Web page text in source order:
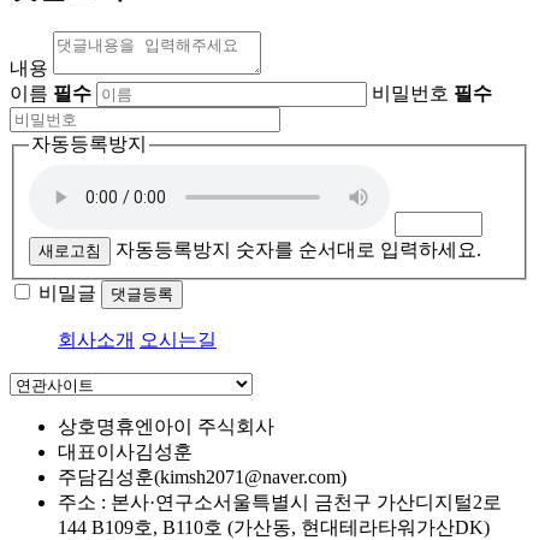
내용
이름 필수 비밀번호 필수
자동등록방지
새로고침 자동등록방지 숫자를 순서대로 입력하세요.
비밀글 댓글등록
회사소개 오시는길
상호명휴엔아이 주식회사
대표이사김성훈
주담김성훈(kimsh2071@naver.com)
주소 : 본사·연구소서울특별시 금천구 가산디지털2로
144 B109호, B110호 (가산동, 현대테라타워가산DK)